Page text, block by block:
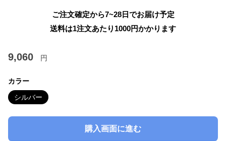
ご注文確定から7~28日でお届け予定
送料は1注文あたり 1000円かかります
9,060 円
カラー
シルバー
購入画面に進む